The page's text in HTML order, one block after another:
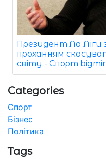
Президент Ла Ліги
проханням
світу - Спорт
Categories
Спорт
Бізнес
Політика
Tags